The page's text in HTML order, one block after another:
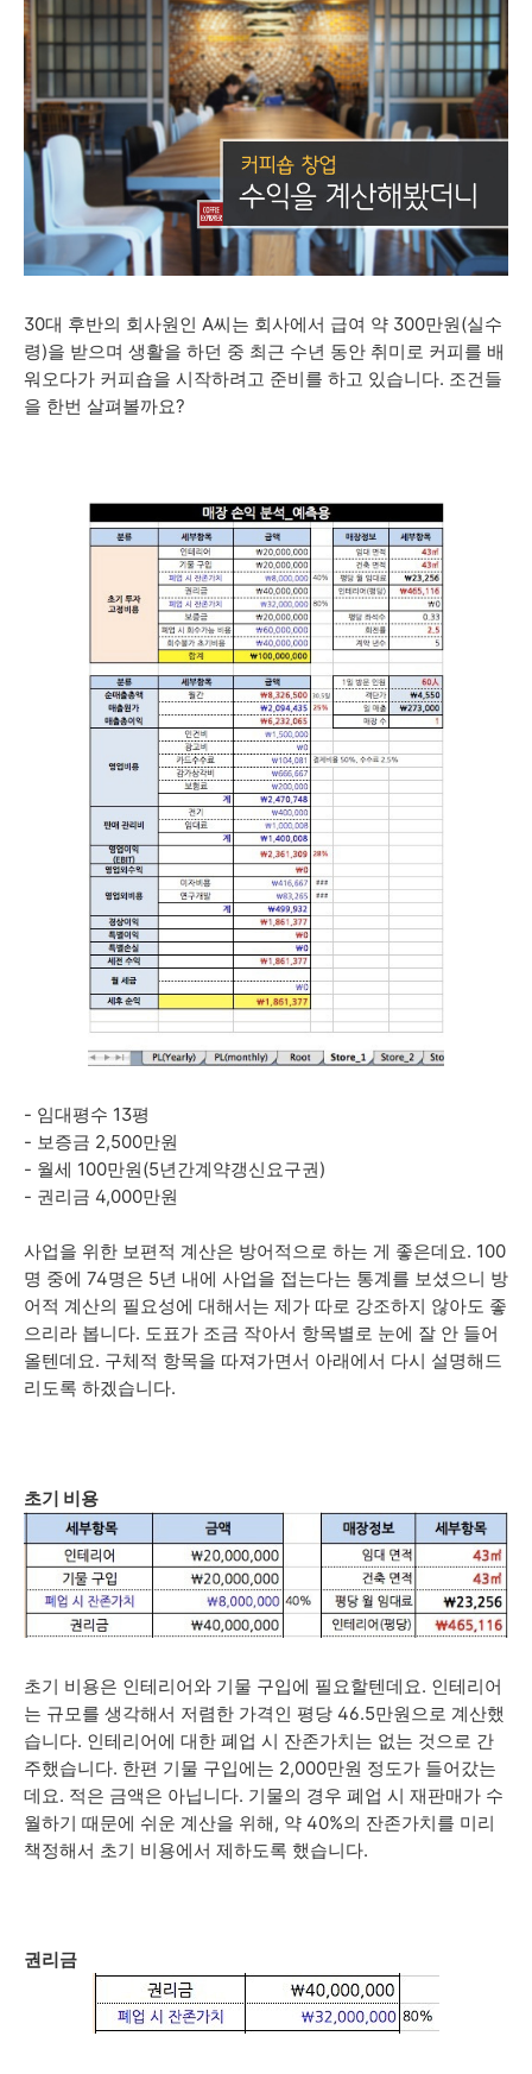
30대 후반의 회사원인 A씨는 회사에서 급여 약 300만원(실수
령)을 받으며 생활을 하던 중 최근 수년 동안 취미로 커피를 배
워오다가 커피숍을 시작하려고 준비를 하고 있습니다. 조건들
을 한번 살펴볼까요?
- 임대평수 13평
- 보증금 2,500만원
- 월세 100만원(5년간계약갱신요구권)
- 권리금 4,000만원
사업을 위한 보편적 계산은 방어적으로 하는 게 좋은데요. 100
명 중에 74명은 5년 내에 사업을 접는다는 통계를 보셨으니 방
어적 계산의 필요성에 대해서는 제가 따로 강조하지 않아도 좋
으리라 봅니다. 도표가 조금 작아서 항목별로 눈에 잘 안 들어
올텐데요. 구체적 항목을 따져가면서 아래에서 다시 설명해드
리도록 하겠습니다.
초기 비용
초기 비용은 인테리어와 기물 구입에 필요할텐데요. 인테리어
는 규모를 생각해서 저렴한 가격인 평당 46.5만원으로 계산했
습니다. 인테리어에 대한 폐업 시 잔존가치는 없는 것으로 간
주했습니다. 한편 기물 구입에는 2,000만원 정도가 들어갔는
데요. 적은 금액은 아닙니다. 기물의 경우 폐업 시 재판매가 수
월하기 때문에 쉬운 계산을 위해, 약 40%의 잔존가치를 미리
책정해서 초기 비용에서 제하도록 했습니다.
권리금